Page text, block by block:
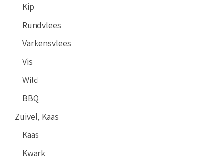
Kip
Rundvlees
Varkensvlees
Vis
Wild
BBQ
Zuivel, Kaas
Kaas
Kwark